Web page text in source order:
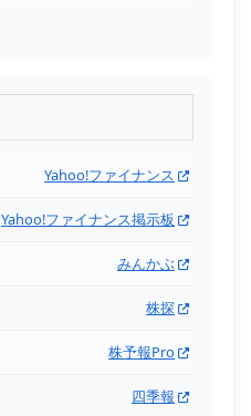
Yahoo!ファイナンス
Yahoo!ファイナンス掲示板
みんかぶ
株探
株予報Pro
四季報